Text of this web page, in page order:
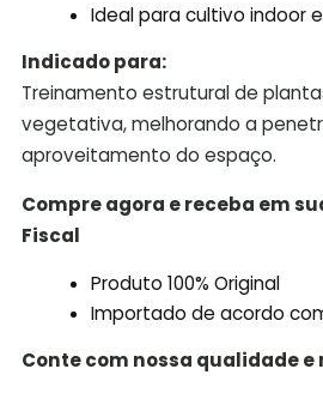
Ideal para cultivo indoor
Indicado para:
Treinamento estrutural de
vegetativa, melhorando a
aproveitamento do espaço.
Compre agora e receba em
Fiscal
Produto 100% Original
Importado de acordo
Conte com nossa qualidade e